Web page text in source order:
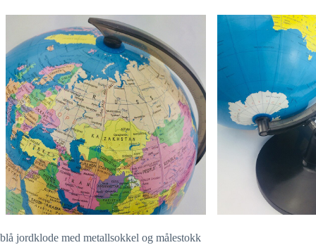
blå jordklode med metallsokkel og målestokk